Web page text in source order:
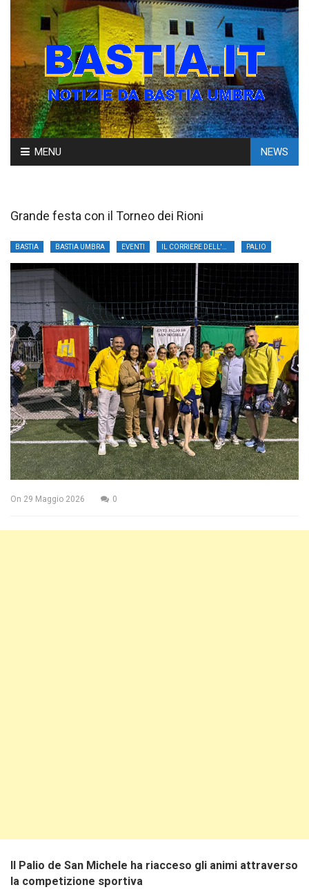
Skip
to
MENU NEWS
Grande festa con il Torneo dei Rioni
BASTIA BASTIA UMBRA EVENTI PALIO
On 29 Maggio 2026 0
Il Palio de San Michele ha riacceso gli animi attraverso
la competizione sportiva